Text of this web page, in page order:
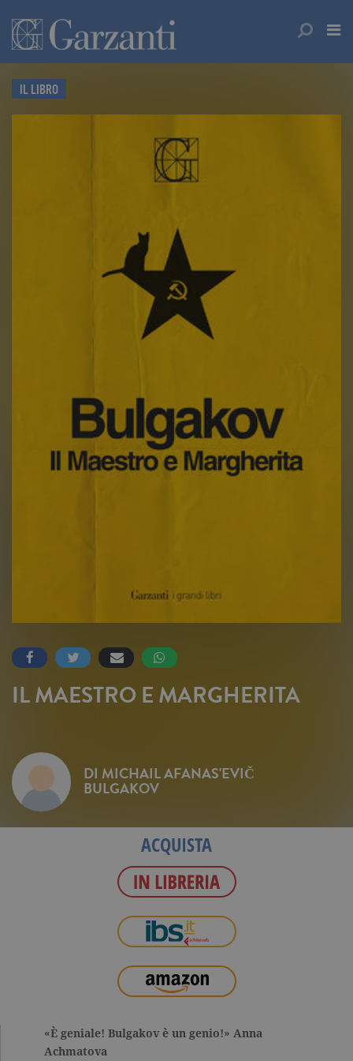
IL LIBRO
IL MAESTRO E MARGHERITA
DI MICHAIL AFANAS'EVIČ
BULGAKOV
ACQUISTA
«È geniale! Bulgakov è un genio!» Anna
Achmatova